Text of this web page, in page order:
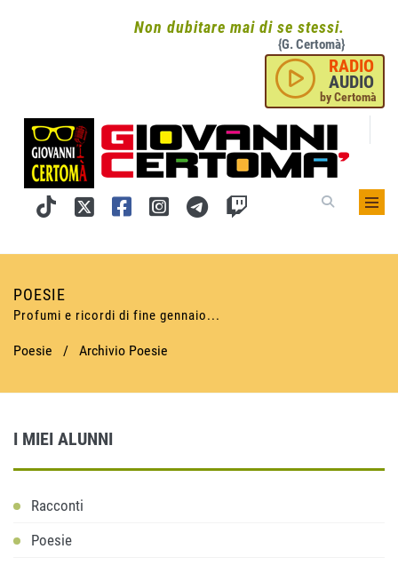
Non dubitare mai di se stessi.
{G. Certomà}
RADIO
AUDIO
by Certomà
POESIE
Profumi e ricordi di fine gennaio...
Poesie / Archivio Poesie
I MIEI ALUNNI
Racconti
Poesie